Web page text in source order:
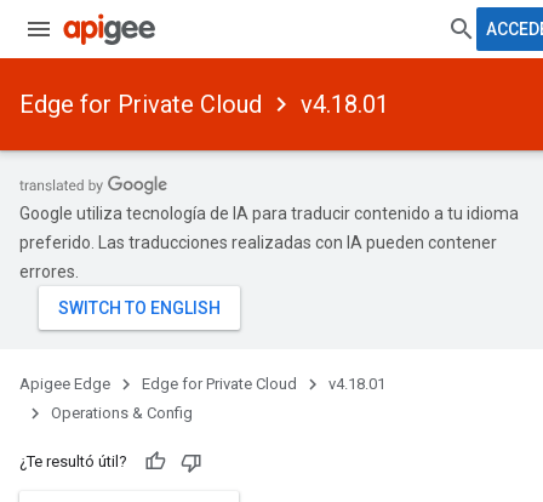
Edge for Private Cloud v4.18.01
Google utiliza tecnología de IA para traducir contenido a tu idioma
preferido. Las traducciones realizadas con IA pueden contener
errores.
Apigee Edge Edge for Private Cloud
v4.18.01
Operations & Config
¿Te resultó útil?